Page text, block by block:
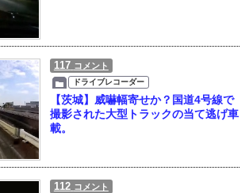
117 コメント
ドライブレコーダー
【茨城】威嚇幅寄せか？国道4号線で
撮影された大型トラックの当て逃げ車
載。
112 コメント